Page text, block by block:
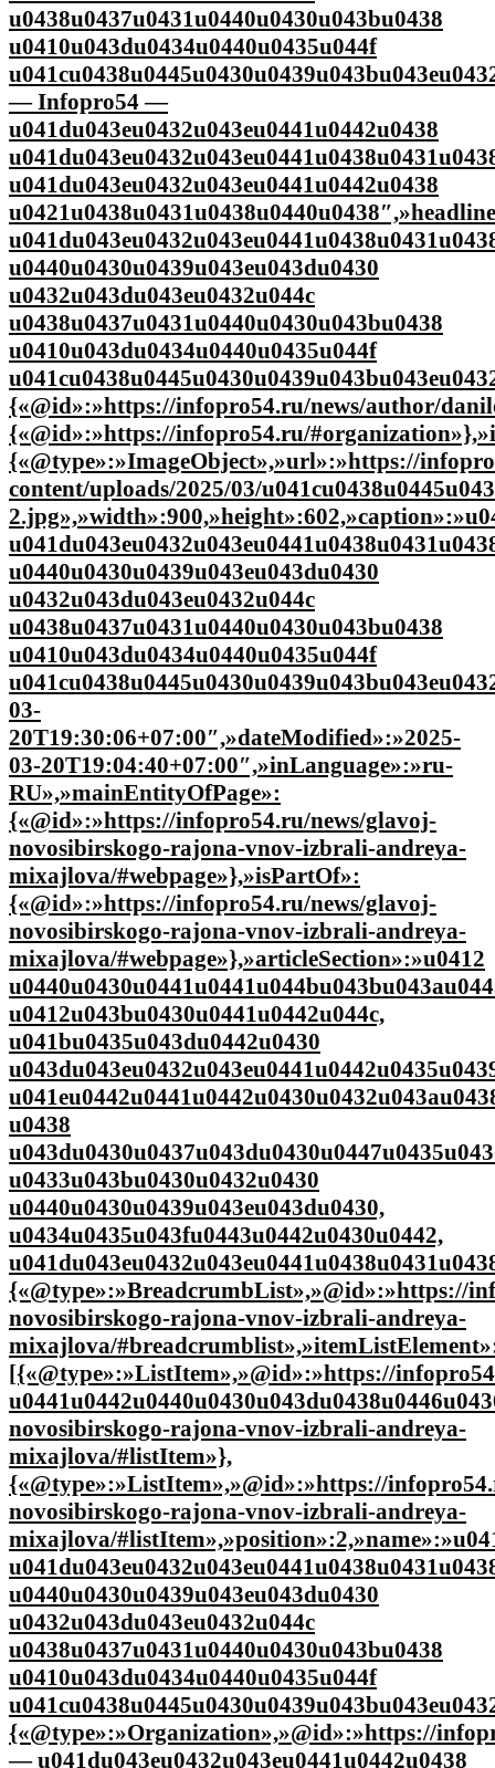
u0438u0437u0431u0440u0430u043bu0438
u0410u043du0434u0440u0435u044f
— Infopro54 —
u041du043eu0432u043eu0441u0442u0438
u041du043eu0432u043eu0441u0442u0438
u0440u0430u0439u043eu043du0430
u0432u043du043eu0432u044c
u0438u0437u0431u0440u0430u043bu0438
u0410u043du0434u0440u0435u044f
{«@id»:»https://infopro54.ru/news/author/
{«@id»:»https://infopro54.ru/
{«@type»:»ImageObject»,»url»:»https://
content/uploads/2025/03/
u0440u0430u0439u043eu043du0430
u0432u043du043eu0432u044c
u0438u0437u0431u0440u0430u043bu0438
u0410u043du0434u0440u0435u044f
03-
20T19:30:06+07:00″,»dateModified»:»2025-
03-20T19:04:40+07:00″,»inLanguage»:»ru-
RU»,»mainEntityOfPage»:
{«@id»:»https://infopro54.ru/news/glavoj-
novosibirskogo-rajona-vnov-izbrali-andreya-
mixajlova/#webpage»},»isPartOf»:
{«@id»:»https://infopro54.ru/news/glavoj-
novosibirskogo-rajona-vnov-izbrali-andreya-
mixajlova/#webpage»},»articleSection»:»u0412
u0412u043bu0430u0441u0442u044c,
u041bu0435u043du0442u0430
u0438
u0433u043bu0430u0432u0430
u0440u0430u0439u043eu043du0430,
u0434u0435u043fu0443u0442u0430u0442,
{«@type»:»BreadcrumbList»,»@id»:»https://
novosibirskogo-rajona-vnov-izbrali-andreya-
mixajlova/
[{«@type»:»ListItem»,»@id»:»https://
novosibirskogo-rajona-vnov-izbrali-andreya-
mixajlova/#listItem»},
{«@type»:»ListItem»,»@id»:»https://
novosibirskogo-rajona-vnov-izbrali-andreya-
mixajlova/
u0440u0430u0439u043eu043du0430
u0432u043du043eu0432u044c
u0438u0437u0431u0440u0430u043bu0438
u0410u043du0434u0440u0435u044f
{«@type»:»Organization»,»@id»:»https://
— u041du043eu0432u043eu0441u0442u0438